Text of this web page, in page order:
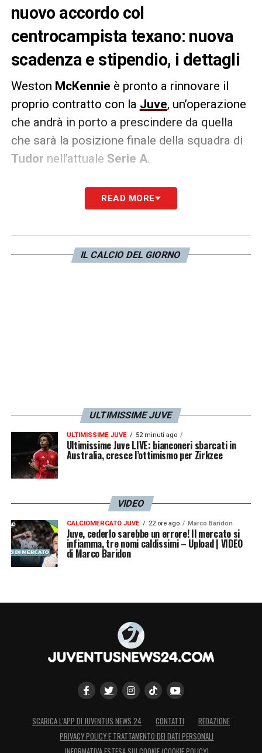
nuovo accordo col
centrocampista texano: nuova
scadenza e stipendio, i dettagli
Weston McKennie è pronto a rinnovare il
proprio contratto con la Juve, un’operazione
che andrà in porto a prescindere da quella
che sarà la posizione finale della squadra di
Tudor nell’attuale Serie A.
Stando a quanto riportato dalCorriere dello
il centrocampista arrivato dallo
dagli attuali 2,5 milioni a stagione a 3.
READ MORE
IL CALCIO DEL GIORNO
ULTIMISSIME JUVE
ULTIMISSIME JUVE 52 minuti ago
Ultimissime Juve LIVE: bianconeri sbarcati in
Australia, cresce l’ottimismo per Zirkzee
VIDEO
CALCIOMERCATO JUVE 22 ore ago Marco Baridon
Juve, cederlo sarebbe un errore! Il mercato si
infiamma, tre nomi caldissimi – Upload | VIDEO
di Marco Baridon
SCARICA L’APP DI JUVENTUS NEWS 24 CONTATTI
REDAZIONE
PRIVACY POLICY E TRATTAMENTO DEI DATI PERSONALI